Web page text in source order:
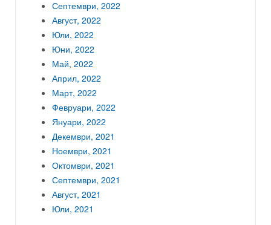
Септември, 2022
Август, 2022
Юли, 2022
Юни, 2022
Май, 2022
Април, 2022
Март, 2022
Февруари, 2022
Януари, 2022
Декември, 2021
Ноември, 2021
Октомври, 2021
Септември, 2021
Август, 2021
Юли, 2021